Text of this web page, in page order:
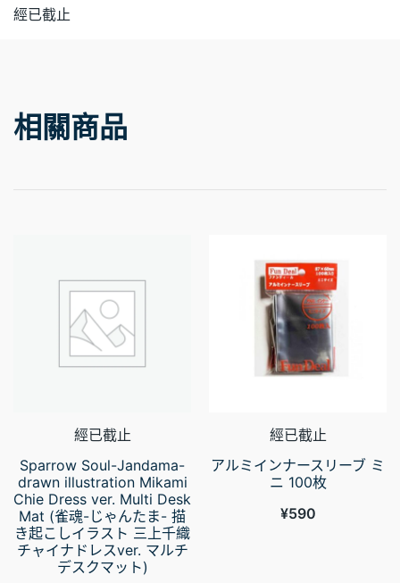
經已截止
相關商品
經已截止
Sparrow Soul-Jandama-
drawn illustration Mikami
Chie Dress ver. Multi Desk
Mat (雀魂-じゃんたま- 描
き起こしイラスト 三上千織
チャイナドレスver. マルチ
デスクマット)
經已截止
アルミインナースリーブ ミ
ニ 100枚
¥590